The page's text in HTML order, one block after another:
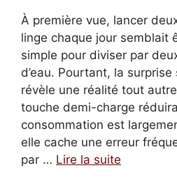
À première vue, lancer
linge chaque jour semblait
simple pour diviser par
d’eau. Pourtant, la surprise
révèle une réalité tout
touche demi-charge
consommation est
elle cache une erreur
par … Lire la suite